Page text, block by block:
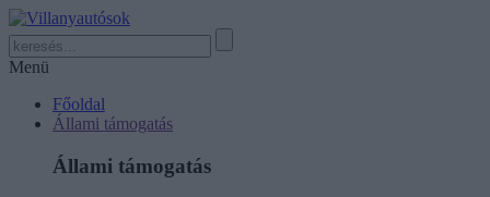
Menü
Főoldal
Állami támogatás
Állami támogatás